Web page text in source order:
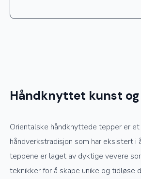
Håndknyttet kunst
Orientalske håndknyttede tepper er
håndverkstradisjon som har eksistert i
teppene er laget av dyktige vevere
teknikker for å skape unike og tidløse